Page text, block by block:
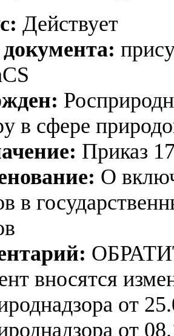
Действует
в сфере
Приказ
О
в
вносятся
от
от